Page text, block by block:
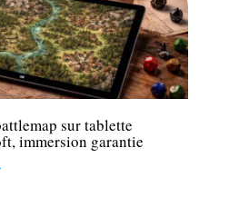
sur tablette
immersion garantie